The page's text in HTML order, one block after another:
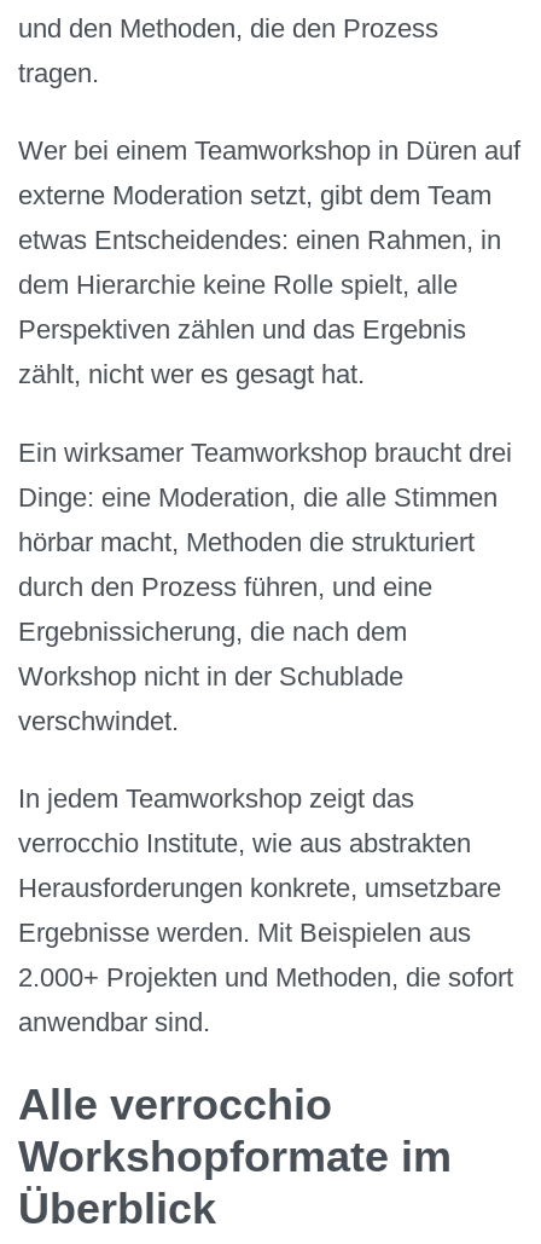
und den Methoden, die den Prozess
tragen.
Wer bei einem Teamworkshop in Düren auf
externe Moderation setzt, gibt dem Team
etwas Entscheidendes: einen Rahmen, in
dem Hierarchie keine Rolle spielt, alle
Perspektiven zählen und das Ergebnis
zählt, nicht wer es gesagt hat.
Ein wirksamer Teamworkshop braucht drei
Dinge: eine Moderation, die alle Stimmen
hörbar macht, Methoden die strukturiert
durch den Prozess führen, und eine
Ergebnissicherung, die nach dem
Workshop nicht in der Schublade
verschwindet.
In jedem Teamworkshop zeigt das
verrocchio Institute, wie aus abstrakten
Herausforderungen konkrete, umsetzbare
Ergebnisse werden. Mit Beispielen aus
2.000+ Projekten und Methoden, die sofort
anwendbar sind.
Alle verrocchio
Workshopformate im
Überblick